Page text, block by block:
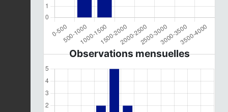
Observations mensuelles